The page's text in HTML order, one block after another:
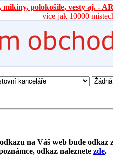
mikiny, polokošile, vesty aj. -
více jak 10000
na Váš web bude odkaz
odkaz naleznete zde.